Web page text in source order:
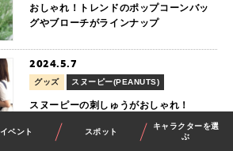
イベント スポット
キャラクターを選
ぶ
おしゃれ！トレンドのポップコーンバッ
グやブローチがラインナップ
2024.5.7
グッズ スヌーピー(PEANUTS)
スヌーピーの刺しゅうがおしゃれ！
PEANUTSの「PEトート」は雨の日や水
辺のレジャーに大活躍